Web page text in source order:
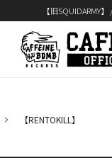
【旧SQUIDARMY
【RENTOKILL】